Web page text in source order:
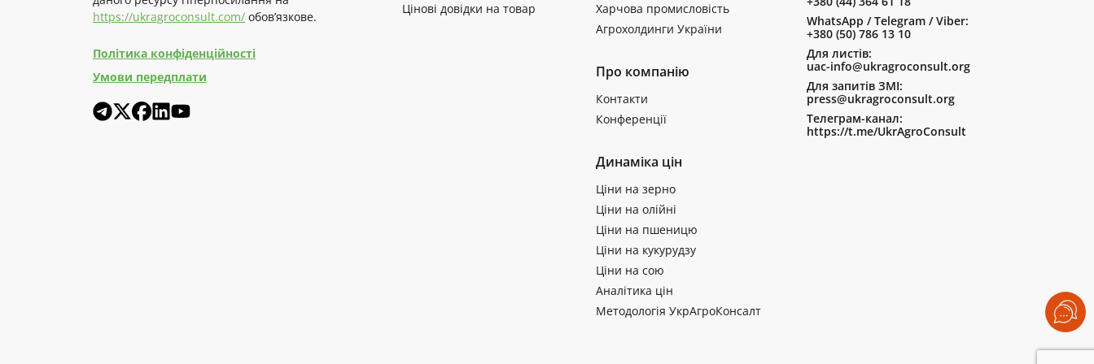
https://ukragroconsult.com/ обов’язкове.
Політика конфіденційності
Умови передплати
Цінові довідки на товар
Харчова промисловість
Агрохолдинги України
Про компанію
Контакти
Конференції
Динаміка цін
Ціни на зерно
Ціни на олійні
Ціни на пшеницю
Ціни на кукурудзу
Ціни на сою
Аналітика цін
Методологія УкрАгроКонсалт
WhatsApp / Telegram / Viber:
+380 (50) 786 13 10
Для листів:
uac-info@ukragroconsult.org
Для запитів ЗМІ:
press@ukragroconsult.org
Телеграм-канал:
https://t.me/UkrAgroConsult